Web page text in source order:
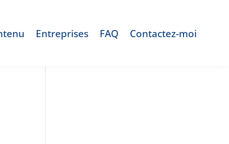
Entreprises FAQ Contactez-moi